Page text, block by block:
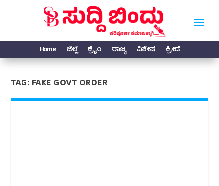
Home ಜಿಲ್ಲೆ ಕ್ರೈಂ ರಾಜ್ಯ ವಿಶೇಷ ಕ್ರೀಡೆ
TAG:FAKE GOVT ORDER